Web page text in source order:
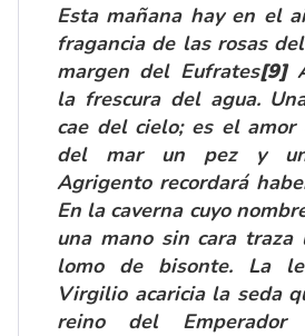
Esta mañana hay en el
fragancia de las rosas
margen del Eufrates[9]
la frescura del agua.
cae del cielo; es el amor
del mar un pez y
Agrigento recordará
En la caverna cuyo
una mano sin cara traza
lomo de bisonte. La
Virgilio acaricia la seda
reino del